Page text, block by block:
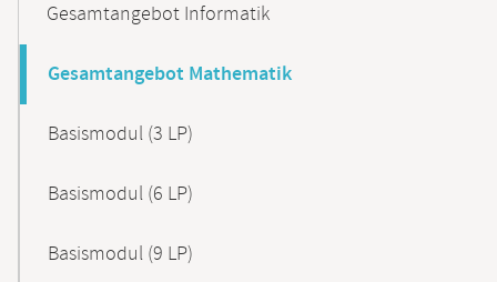
Gesamtangebot Informatik
Gesamtangebot Mathematik
Basismodul (3 LP)
Basismodul (6 LP)
Basismodul (9 LP)